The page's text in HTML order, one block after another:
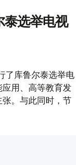
选举电视
了库鲁尔泰选举电
用、高等教育发
。与此同时，节